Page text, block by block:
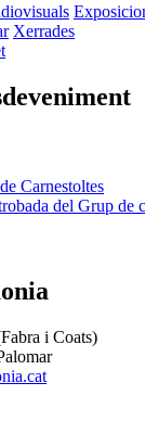
Xerrades
Carnestoltes
del Grup de
i Coats)